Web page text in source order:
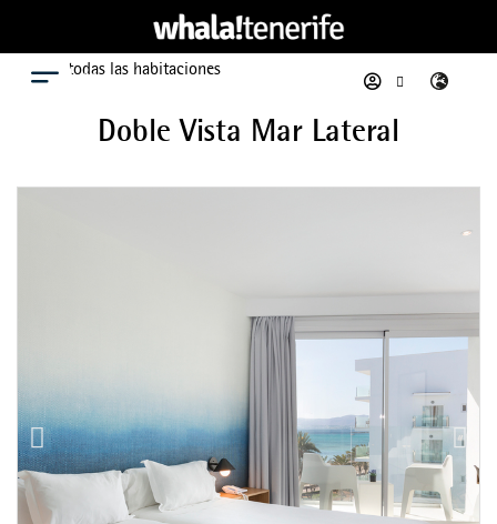
Menú
Ver todas las habitaciones
Doble Vista Mar Lateral